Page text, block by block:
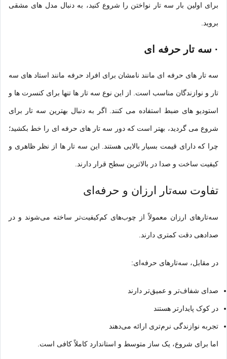
برای اولین بار سه تار نواختن را شروع کنید، به دنبال مدل های مشقی
بروید.
· سه تار حرفه ای
سه تار های حرفه ای مانند نامشان برای افراد حرفه مانند استاد های سه
تار و نوازندگان مناسب است. از این نوع سه تار ها تنها برای کنسرت ها و
استودیو های ضبط استفاده می کنند. اگر به دنبال بهترین سه تار برای
شروع می گردید، بهتر است که دور سه تار های حرفه ای را خط بکشید؛
چرا که دارای قیمت بسیار بالایی هستند. این سه تار ها از نظر ظاهری و
کیفیت ساخت و صدا در بالاترین سطح قرار دارند.
تفاوت سه‌تار ارزان و حرفه‌ای
سه‌تارهای ارزان معمولاً از چوب‌های کم‌کیفیت‌تر ساخته می‌شوند و در
صدادهی دقت کمتری دارند.
در مقابل، سه‌تارهای حرفه‌ای:
صدای شفاف‌تر و عمیق‌تر دارند
در کوک پایدارتر هستند
تجربه نوازندگی نرم‌تری ارائه می‌دهند
اما برای شروع، یک ساز متوسط و استاندارد کاملاً کافی است.